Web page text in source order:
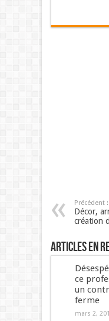
Précédent :
Décor,
création
Articles en
ce
un
ferme
mars 2,